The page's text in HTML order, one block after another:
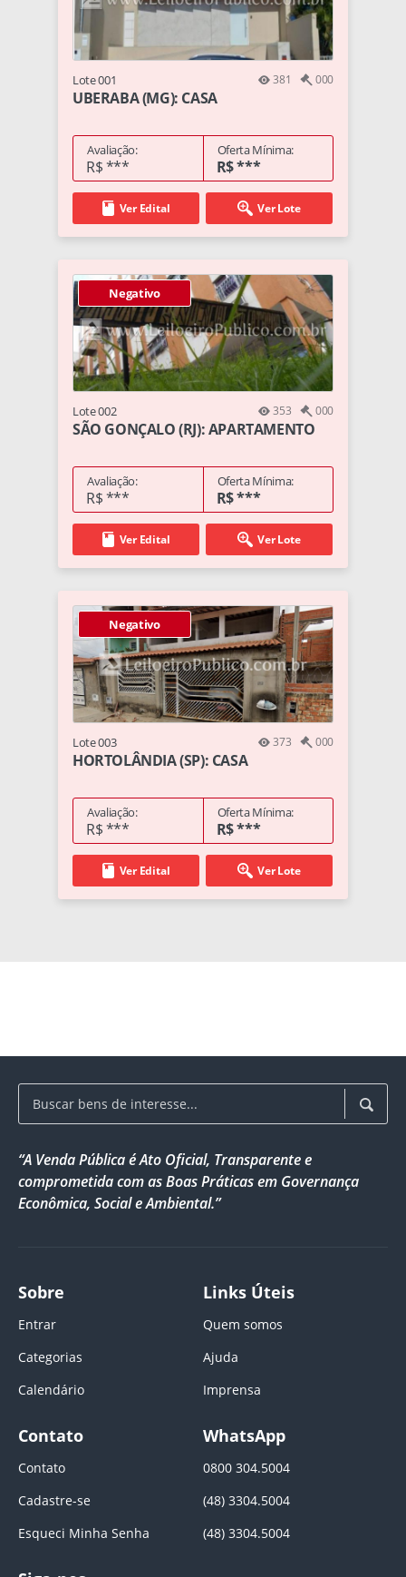
Lote 001 381 000
UBERABA (MG): CASA
Avaliação:
R$ ***
Oferta Mínima:
R$ ***
Ver Edital Ver Lote
Negativo
Lote 002 353 000
SÃO GONÇALO (RJ): APARTAMENTO
Avaliação:
R$ ***
Oferta Mínima:
R$ ***
Ver Edital Ver Lote
Negativo
Lote 003 373 000
HORTOLÂNDIA (SP): CASA
Avaliação:
R$ ***
Oferta Mínima:
R$ ***
Ver Edital Ver Lote
“A Venda Pública é Ato Oficial, Transparente e
comprometida com as Boas Práticas em Governança
Econômica, Social e Ambiental.”
Sobre
Entrar
Categorias
Calendário
Links Úteis
Quem somos
Ajuda
Imprensa
Contato
Contato
Cadastre-se
Esqueci Minha Senha
WhatsApp
0800 304.5004
(48) 3304.5004
(48) 3304.5004